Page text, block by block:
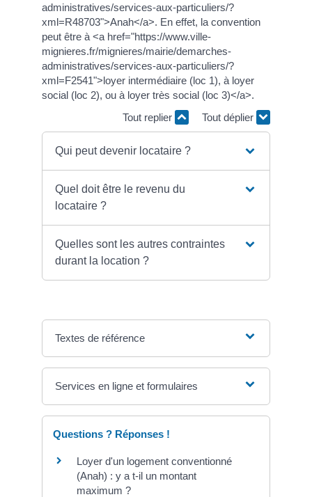
administratives/services-aux-particuliers/?
xml=R48703">Anah</a>. En effet, la convention
peut être à <a href="https://www.ville-
mignieres.fr/mignieres/mairie/demarches-
administratives/services-aux-particuliers/?
xml=F2541">loyer intermédiaire (loc 1), à loyer
social (loc 2), ou à loyer très social (loc 3)</a>.
Tout replier
Tout déplier
Qui peut devenir locataire ?
Quel doit être le revenu du
locataire ?
Quelles sont les autres contraintes
durant la location ?
Textes de référence
Services en ligne et formulaires
Questions ? Réponses !
Loyer d'un logement conventionné
(Anah) : y a t-il un montant
maximum ?